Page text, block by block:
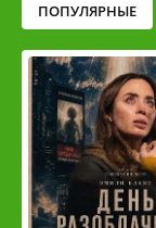
ПОПУЛЯРНЫЕ